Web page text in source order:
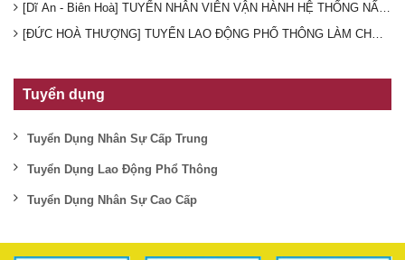
[Dĩ An - Biên Hoà] TUYỂN NHÂN VIÊN VẬN HÀNH HỆ THỐNG NẤU
[ĐỨC HOÀ THƯỢNG] TUYỂN LAO ĐỘNG PHỔ THÔNG LÀM CHO
Tuyển dụng
Tuyển Dụng Nhân Sự Cấp Trung
Tuyển Dụng Lao Động Phổ Thông
Tuyển Dụng Nhân Sự Cao Cấp